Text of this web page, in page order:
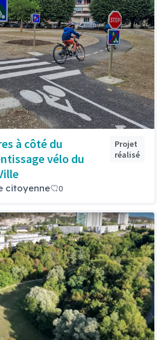
à côté du
vélo du
Projet
réalisé
citoyenne 0